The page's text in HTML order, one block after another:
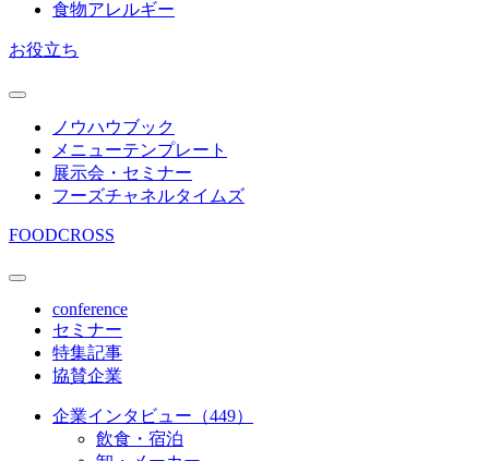
食物アレルギー
お役立ち
ノウハウブック
メニューテンプレート
展示会・セミナー
フーズチャネルタイムズ
FOODCROSS
conference
セミナー
特集記事
協賛企業
企業インタビュー（449）
飲食・宿泊